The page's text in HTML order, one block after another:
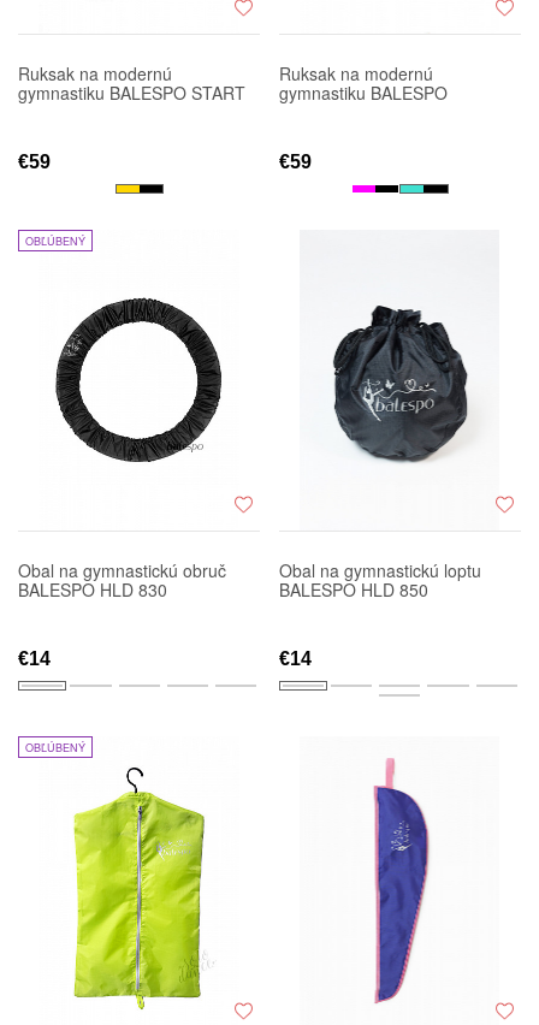
Ruksak na modernú
gymnastiku BALESPO START
€59
Ruksak na modernú
gymnastiku BALESPO
€59
OBĽÚBENÝ
Obal na gymnastickú obruč
BALESPO HLD 830
€14
Obal na gymnastickú loptu
BALESPO HLD 850
€14
OBĽÚBENÝ